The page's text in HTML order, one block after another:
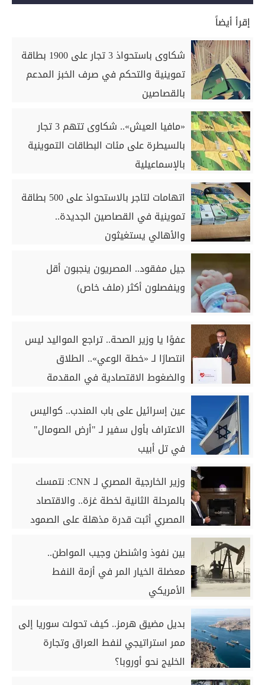
إقرأ أيضاً
شكاوى باستحواذ 3 تجار على 1900 بطاقة
تموينية والتحكم في صرف الخبز المدعم
بالقصاصين
«مافيا العيش».. شكاوى تتهم 3 تجار
بالسيطرة على مئات البطاقات التموينية
بالإسماعيلية
اتهامات لتاجر بالاستحواذ على 500 بطاقة
تموينية في القصاصين الجديدة..
والأهالي يستغيثون
جيل مفقود.. المصريون ينجبون أقل
وينفصلون أكثر (ملف خاص)
عفوًا يا وزير الصحة.. تراجع المواليد ليس
انتصارًا لـ «خطة الوعي».. الطلاق
والضغوط الاقتصادية في المقدمة
عين إسرائيل على باب المندب.. كواليس
الاعتراف بأول سفير لـ "أرض الصومال"
في تل أبيب
وزير الخارجية المصري لـ CNN: نتمسك
بالمرحلة الثانية لخطة غزة.. والاقتصاد
المصري أثبت قدرة مذهلة على الصمود
بين نفوذ واشنطن وجيب المواطن..
معضلة الخيار المر في أزمة النفط
الأمريكي
بديل مضيق هرمز.. كيف تحولت سوريا إلى
ممر استراتيجي لنفط العراق وتجارة
الخليج نحو أوروبا؟